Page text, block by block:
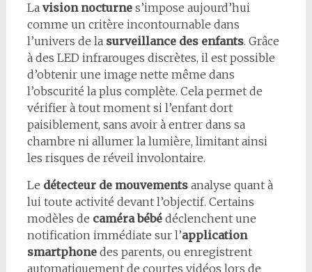
La vision nocturnes’impose aujourd’hui
comme un critère incontournable dans
l’univers de la surveillance des enfants. Grâce
à des LED infrarouges discrètes, il est possible
d’obtenir une image nette même dans
l’obscurité la plus complète. Cela permet de
vérifier à tout moment si l’enfant dort
paisiblement, sans avoir à entrer dans sa
chambre ni allumer la lumière, limitant ainsi
les risques de réveil involontaire.
Le détecteur de mouvementsanalyse quant à
lui toute activité devant l’objectif. Certains
modèles de caméra bébédéclenchent une
notification immédiate sur l’application
smartphonedes parents, ou enregistrent
automatiquement de courtes vidéos lors de